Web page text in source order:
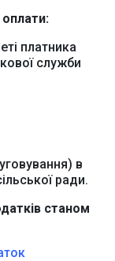
платника
служби
в
ради.
станом
інтернет-
обласна